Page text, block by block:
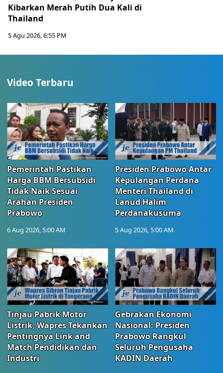
Kibarkan Merah Putih Dua Kali di
Thailand
5 Agu 2026, 6:55 PM
Video Terbaru
Pemerintah Pastikan
Harga BBM Bersubsidi
Tidak Naik Sesuai
Arahan Presiden
Prabowo
6 Aug 2026, 5:00 AM
Presiden Prabowo Antar
Kepulangan Perdana
Menteri Thailand di
Lanud Halim
Perdanakusuma
5 Aug 2026, 5:00 AM
Tinjau Pabrik Motor
Listrik, Wapres Tekankan
Pentingnya Link and
Match Pendidikan dan
Industri
Gebrakan Ekonomi
Nasional: Presiden
Prabowo Rangkul
Seluruh Pengusaha
KADIN Daerah